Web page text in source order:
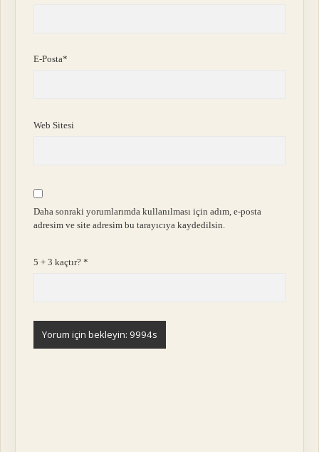
E-Posta*
Web Sitesi
Daha sonraki yorumlarımda kullanılması için adım, e-posta
adresim ve site adresim bu tarayıcıya kaydedilsin.
5 + 3 kaçtır?*